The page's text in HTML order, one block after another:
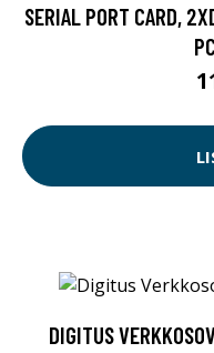
SERIAL PORT CARD,
DIGITUS